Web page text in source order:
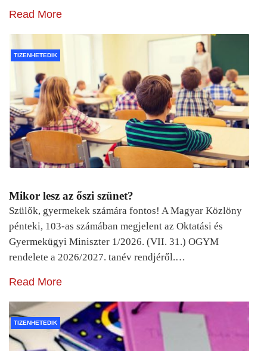
Read More
TIZENHETEDIK
Mikor lesz az őszi szünet?
Szülők, gyermekek számára fontos! A Magyar Közlöny
pénteki, 103-as számában megjelent az Oktatási és
Gyermekügyi Miniszter 1/2026. (VII. 31.) OGYM
rendelete a 2026/2027. tanév rendjéről.…
Read More
TIZENHETEDIK